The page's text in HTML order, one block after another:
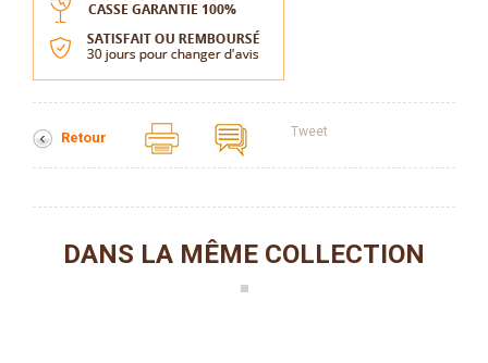
Retour Tweet
DANS LA MÊME COLLECTION